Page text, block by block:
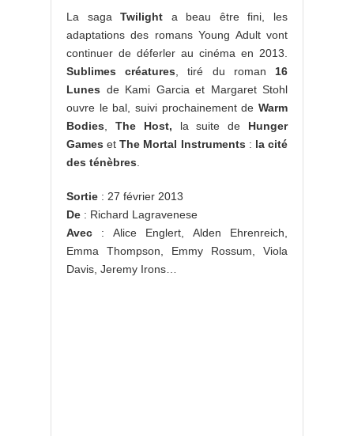
La sagaTwilight a beau être fini, les
adaptations des romans Young Adult vont
continuer de déferler au cinéma en 2013.
Sublimes créatures , tiré du roman 16
Lunes de Kami Garcia et Margaret Stohl
ouvre le bal, suivi prochainement de Warm
Bodies
The Host, la suite de Hunger
Games etThe Mortal Instruments : la cité
des ténèbres
Sortie : 27 février 2013
De : Richard Lagravenese
Avec : Alice Englert, Alden Ehrenreich,
Emma Thompson, Emmy Rossum, Viola
Davis, Jeremy Irons…